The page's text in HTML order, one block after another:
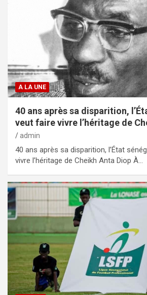
A LA UNE
40 ans après sa disparition,
veut faire vivre l’héritage de
admin
40 ans après sa disparition, l’État
vivre l’héritage de Cheikh Anta Diop À…